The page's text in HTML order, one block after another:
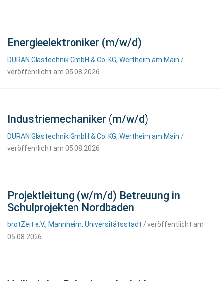
Energieelektroniker (m/w/d)
DURAN Glastechnik GmbH & Co. KG, Wertheim am Main /
veröffentlicht am 05.08.2026
Industriemechaniker (m/w/d)
DURAN Glastechnik GmbH & Co. KG, Wertheim am Main /
veröffentlicht am 05.08.2026
Projektleitung (w/m/d) Betreuung in
Schulprojekten Nordbaden
brotZeit e.V., Mannheim, Universitätsstadt / veröffentlicht am
05.08.2026